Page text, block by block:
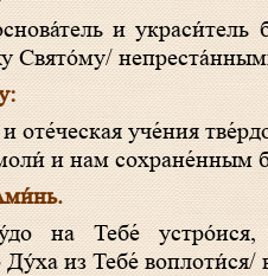
Свято́му/
и нам сохране́нным
на Тебе́ устро́ися,
из Тебе́ воплоти́ся/